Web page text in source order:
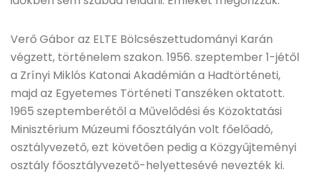
Verő Gábor az ELTE Bölcsészettudományi Karán
végzett, történelem szakon. 1956. szeptember 1-jétől
a Zrínyi Miklós Katonai Akadémián a Hadtörténeti,
majd az Egyetemes Történeti Tanszéken oktatott.
1965 szeptemberétől a Művelődési és Közoktatási
Minisztérium Múzeumi főosztályán volt főelőadó,
osztályvezető, ezt követően pedig a Közgyűjteményi
osztály főosztályvezető-helyettesévé nevezték ki.